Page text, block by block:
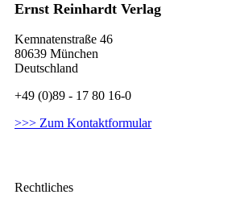
Ernst Reinhardt Verlag
Kemnatenstraße 46
80639 München
Deutschland
+49 (0)89 - 17 80 16-0
>>> Zum Kontaktformular
Rechtliches